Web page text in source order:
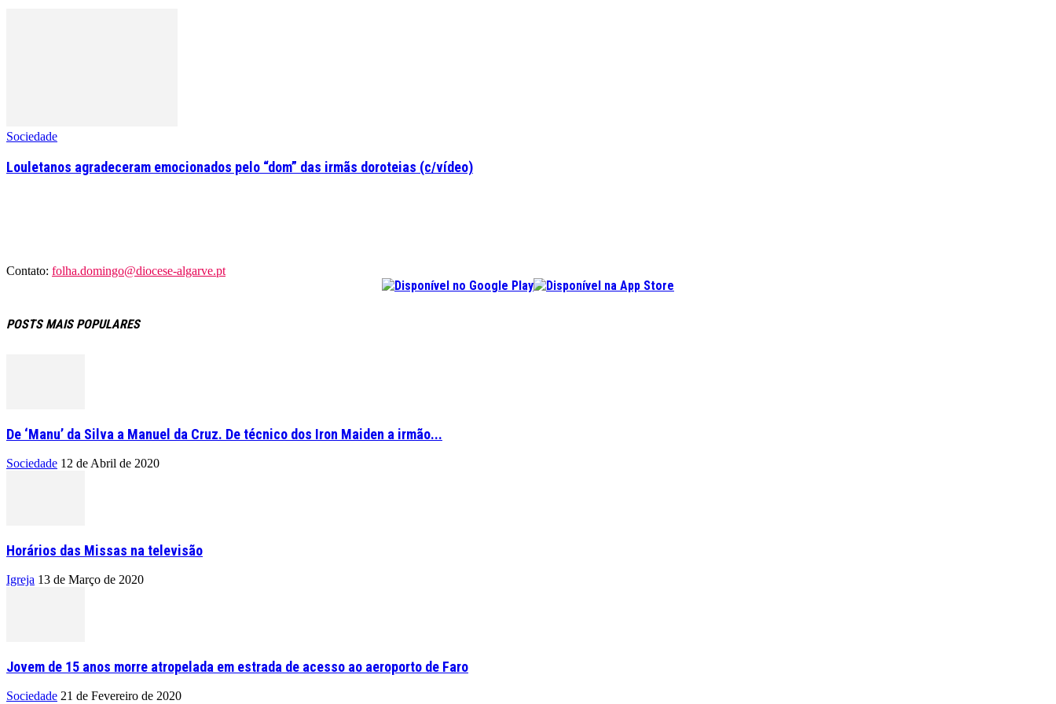
Sociedade
Louletanos agradeceram emocionados pelo “dom” das irmãs doroteias (c/vídeo)
Contato: folha.domingo@diocese-algarve.pt
POSTS MAIS POPULARES
De ‘Manu’ da Silva a Manuel da Cruz. De técnico dos Iron Maiden a irmão...
Sociedade 12 de Abril de 2020
Horários das Missas na televisão
Igreja 13 de Março de 2020
Jovem de 15 anos morre atropelada em estrada de acesso ao aeroporto de Faro
Sociedade 21 de Fevereiro de 2020